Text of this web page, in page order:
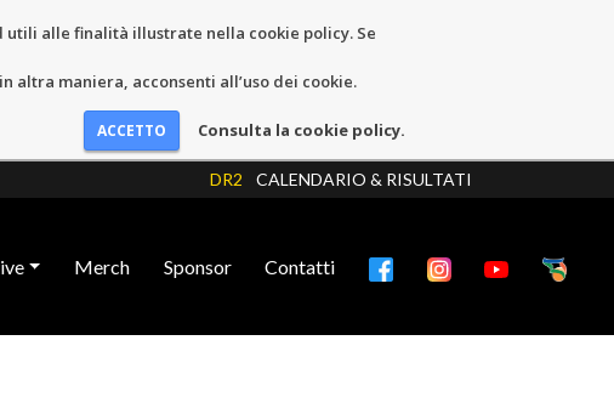
alle finalità illustrate nella cookie policy. Se
altra maniera, acconsenti all’uso dei cookie.
Consulta la cookie policy.
DR2 CALENDARIO & RISULTATI
Merch Sponsor Contatti